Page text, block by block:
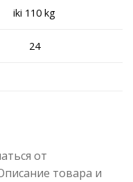
iki 110 kg
24
от
товара и